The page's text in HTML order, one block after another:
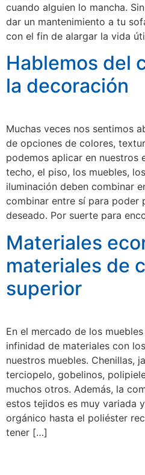
cuando alguien lo mancha.
dar un mantenimiento a tu
con el fin de alargar la vida
Hablemos del
la decoración
Muchas veces nos sentimos
de opciones de colores,
podemos aplicar en nuestros
techo, el piso, los muebles,
iluminación deben combinar
combinar entre sí para poder
deseado. Por suerte para
Materiales
materiales de
superior
En el mercado de los
infinidad de materiales con
nuestros muebles. Chenillas,
terciopelo, gobelinos,
muchos otros. Además, la
estos tejidos es muy variada
orgánico hasta el poliéster
tener […]